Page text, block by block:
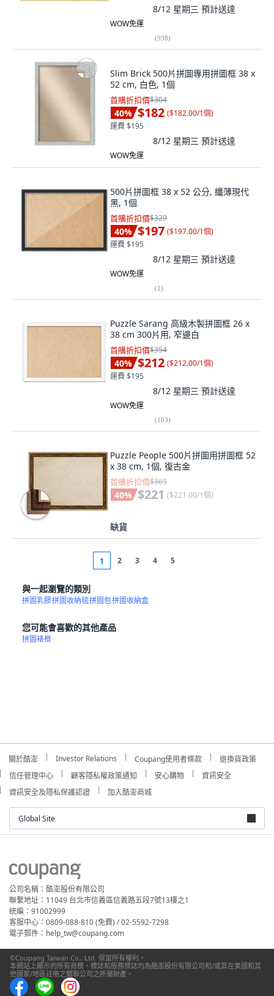
8/12 星期三 預計送達
WOW免運
(938)
Slim Brick 500片拼圖專用拼圖框 38 x
52 cm, 白色, 1個
首購折扣價$304
40% $182 ($182.00/1個)
運費 $195
8/12 星期三 預計送達
WOW免運
500片拼圖框 38 x 52 公分, 纖薄現代
黑, 1個
首購折扣價$329
40% $197 ($197.00/1個)
運費 $195
8/12 星期三 預計送達
WOW免運
(1)
Puzzle Sarang 高級木製拼圖框 26 x
38 cm 300片用, 窄邊白
首購折扣價$354
40% $212 ($212.00/1個)
運費 $195
8/12 星期三 預計送達
WOW免運
(103)
Puzzle People 500片拼圖用拼圖框 52
x 38 cm, 1個, 復古金
首購折扣價$369
40% $221 ($221.00/1個)
缺貨
1 2 3 4 5
與一起瀏覽的類別
拼圖乳膠拼圖收納毯拼圖包拼圖收納盒
您可能會喜歡的其他產品
拼圖裱框
關於酷澎 Investor Relations Coupang使用者條款
退換貨政策
信任管理中心
顧客隱私權政策通知 安心購物
資訊安全
資訊安全及隱私保護認證
加入酷澎商城
Global Site
公司名稱：酷澎股份有限公司
聯繫地址：11049 台北市信義區信義路五段7號13樓之1
統編：91002999
客服中心：0809-088-810 (免費) / 02-5592-7298
電子郵件：help_tw@coupang.com
©Coupang Taiwan Co., Ltd. 保留所有權利。
本網站上顯示的所有商標、標誌和服務標誌均為酷澎股份有限公司和/或其在美國和其
他國家/地區註冊之關聯公司之所屬財產。